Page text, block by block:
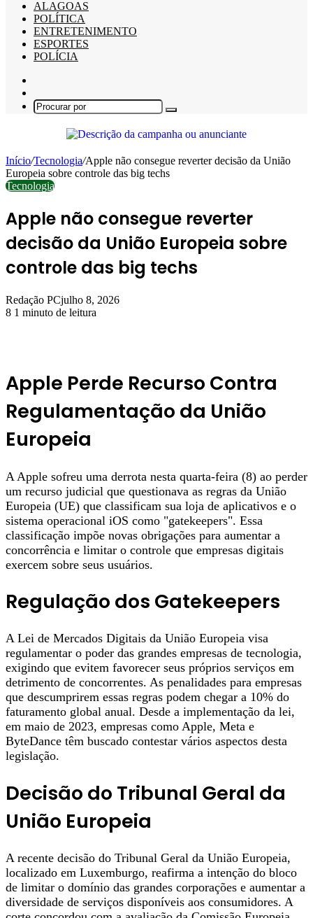
ALAGOAS
POLÍTICA
ENTRETENIMENTO
ESPORTES
POLÍCIA
skin
Procurar
Início/Tecnologia/Apple não consegue reverter decisão da União
Europeia sobre controle das big techs
Tecnologia
Apple não consegue reverter
decisão da União Europeia sobre
controle das big techs
Redação PCjulho 8, 2026
8 1 minuto de leitura
Apple Perde Recurso Contra
Regulamentação da União
Europeia
A Apple sofreu uma derrota nesta quarta-feira (8) ao perder
um recurso judicial que questionava as regras da União
Europeia (UE) que classificam sua loja de aplicativos e o
sistema operacional iOS como "gatekeepers". Essa
classificação impõe novas obrigações para aumentar a
concorrência e limitar o controle que empresas digitais
exercem sobre seus usuários.
Regulação dos Gatekeepers
A Lei de Mercados Digitais da União Europeia visa
regulamentar o poder das grandes empresas de tecnologia,
exigindo que evitem favorecer seus próprios serviços em
detrimento de concorrentes. As penalidades para empresas
que descumprirem essas regras podem chegar a 10% do
faturamento global anual. Desde a implementação da lei,
em maio de 2023, empresas como Apple, Meta e
ByteDance têm buscado contestar vários aspectos desta
legislação.
Decisão do Tribunal Geral da
União Europeia
A recente decisão do Tribunal Geral da União Europeia,
localizado em Luxemburgo, reafirma a intenção do bloco
de limitar o domínio das grandes corporações e aumentar a
diversidade de serviços disponíveis aos consumidores. A